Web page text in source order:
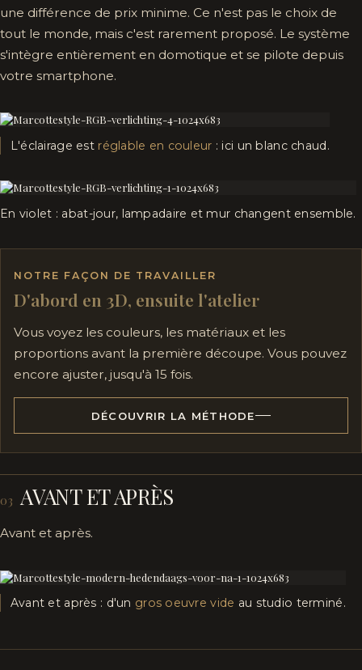
une différence de prix minime. Ce n'est pas le choix de
tout le monde, mais c'est rarement proposé. Le système
s'intègre entièrement en domotique et se pilote depuis
votre smartphone.
L'éclairage est réglable en couleur : ici un blanc chaud.
En violet : abat-jour, lampadaire et mur changent ensemble.
NOTRE FAÇON DE TRAVAILLER
D'abord en 3D, ensuite l'atelier
Vous voyez les couleurs, les matériaux et les
proportions avant la première découpe. Vous pouvez
encore ajuster, jusqu'à 15 fois.
DÉCOUVRIR LA MÉTHODE
03 AVANT ET APRÈS
Avant et après.
Avant et après : d'un gros oeuvre vide au studio terminé.